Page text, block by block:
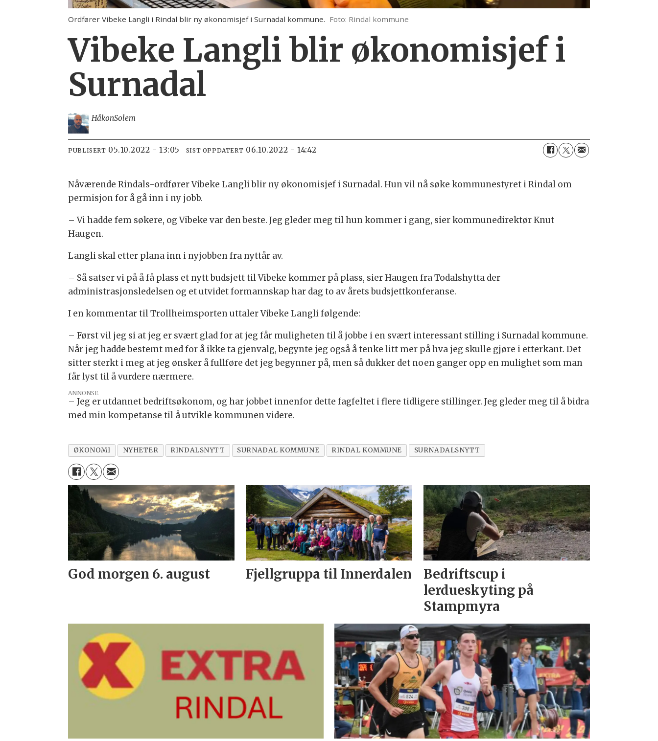
Ordfører Vibeke Langli i Rindal blir ny økonomisjef i Surnadal kommune. Foto: Rindal kommune
Vibeke Langli blir økonomisjef i
Surnadal
HåkonSolem
PUBLISERT 05.10.2022 - 13:05 SIST OPPDATERT 06.10.2022 - 14:42
Nåværende Rindals-ordfører Vibeke Langli blir ny økonomisjef i Surnadal. Hun vil nå søke kommunestyret i Rindal om
permisjon for å gå inn i ny jobb.
– Vi hadde fem søkere, og Vibeke var den beste. Jeg gleder meg til hun kommer i gang, sier kommunedirektør Knut
Haugen.
Langli skal etter plana inn i nyjobben fra nyttår av.
– Så satser vi på å få plass et nytt budsjett til Vibeke kommer på plass, sier Haugen fra Todalshytta der
administrasjonsledelsen og et utvidet formannskap har dag to av årets budsjettkonferanse.
I en kommentar til Trollheimsporten uttaler Vibeke Langli følgende:
– Først vil jeg si at jeg er svært glad for at jeg får muligheten til å jobbe i en svært interessant stilling i Surnadal kommune.
Når jeg hadde bestemt med for å ikke ta gjenvalg, begynte jeg også å tenke litt mer på hva jeg skulle gjøre i etterkant. Det
sitter sterkt i meg at jeg ønsker å fullføre det jeg begynner på, men så dukker det noen ganger opp en mulighet som man
får lyst til å vurdere nærmere.
ANNONSE
– Jeg er utdannet bedriftsøkonom, og har jobbet innenfor dette fagfeltet i flere tidligere stillinger. Jeg gleder meg til å bidra
med min kompetanse til å utvikle kommunen videre.
ØKONOMI NYHETER RINDALSNYTT SURNADAL KOMMUNE RINDAL KOMMUNE SURNADALSNYTT
God morgen 6. august Fjellgruppa til Innerdalen
Bedriftscup i
lerdueskyting på
Stampmyra